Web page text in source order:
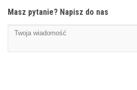
Masz pytanie? Napisz do nas